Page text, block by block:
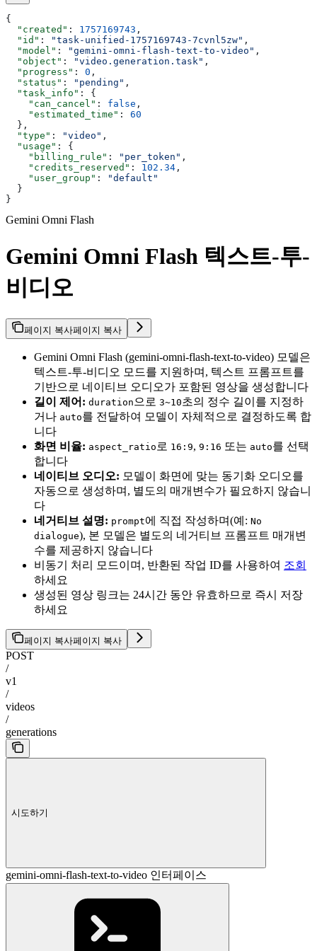
{
  "created"
: 1757169743 ,
  "id"
: "task-unified-1757169743-7cvnl5zw" ,
  "model"
: "gemini-omni-flash-text-to-video" ,
  "object"
: "video.generation.task" ,
  "progress"
: 0 ,
  "status"
: "pending" ,
  "task_info"
: {
    "can_cancel"
: false ,
    "estimated_time"
: 60
  },
  "type"
: "video" ,
  "usage"
: {
    "billing_rule"
: "per_token" ,
    "credits_reserved"
: 102.34 ,
    "user_group"
:
"default"
  }
}
Gemini Omni Flash
Gemini Omni Flash 텍스트-투-
비디오
페이지 복사페이지 복사
Gemini Omni Flash (gemini-omni-flash-text-to-video) 모델은
텍스트-투-비디오 모드를 지원하며, 텍스트 프롬프트를
기반으로 네이티브 오디오가 포함된 영상을 생성합니다
길이 제어: duration으로 3~10초의 정수 길이를 지정하
거나 auto를 전달하여 모델이 자체적으로 결정하도록 합
니다
화면 비율: aspect_ratio로 16:9, 9:16 또는 auto를 선택
합니다
네이티브 오디오: 모델이 화면에 맞는 동기화 오디오를
자동으로 생성하며, 별도의 매개변수가 필요하지 않습니
다
네거티브 설명: prompt에 직접 작성하며(예: No
dialogue), 본 모델은 별도의 네거티브 프롬프트 매개변
수를 제공하지 않습니다
비동기 처리 모드이며, 반환된 작업 ID를 사용하여 조회
하세요
생성된 영상 링크는 24시간 동안 유효하므로 즉시 저장
하세요
페이지 복사페이지 복사
POST
/
v1
/
videos
/
generations
시도하기
gemini-omni-flash-text-to-video 인터페이스